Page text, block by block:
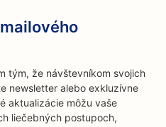
tým, že návštevníkom svojich
newsletter alebo exkluzívne
aktualizácie môžu vaše
liečebných postupoch,